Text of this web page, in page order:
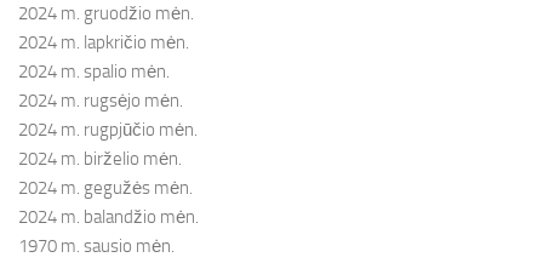
2024 m. gruodžio mėn.
2024 m. lapkričio mėn.
2024 m. spalio mėn.
2024 m. rugsėjo mėn.
2024 m. rugpjūčio mėn.
2024 m. birželio mėn.
2024 m. gegužės mėn.
2024 m. balandžio mėn.
1970 m. sausio mėn.